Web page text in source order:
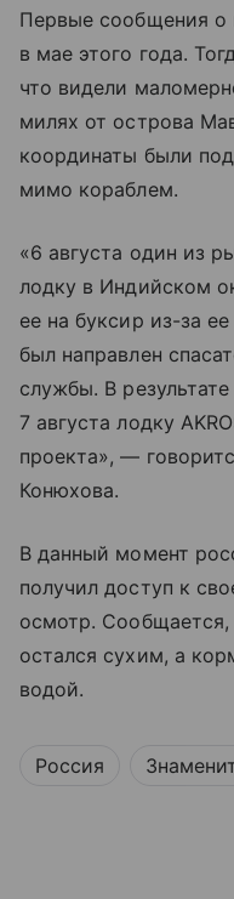
Первые сообщения о
в мае этого года.
что видели
милях от острова
координаты были
мимо кораблем.
«6 августа один из
лодку в Индийском
ее на буксир из-за
был направлен
службы. В
7 августа лодку
проекта», —
Конюхова.
В данный момент
получил доступ к
осмотр. Сообщается,
остался сухим, а
водой.
Россия